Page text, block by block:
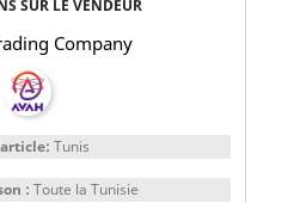
SUR LE VENDEUR
Company
Tunis
: Toute la Tunisie